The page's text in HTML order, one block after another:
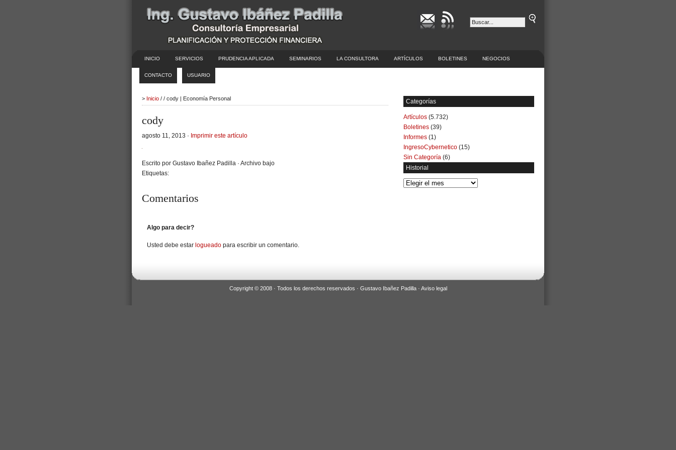
INICIO SERVICIOS PRUDENCIA APLICADA SEMINARIOS LA CONSULTORA ARTÍCULOS BOLETINES NEGOCIOS
CONTACTO USUARIO
> Inicio / / cody | Economía Personal
cody
agosto 11, 2013 · Imprimir este artículo
Escrito por Gustavo Ibañez Padilla · Archivo bajo
Etiquetas:
Comentarios
Algo para decir?
Usted debe estar logueado para escribir un comentario.
Categorías
Artículos (5.732)
Boletines (39)
Informes (1)
IngresoCybernetico (15)
Sin Categoría (6)
Historial
Historial
Copyright © 2008 · Todos los derechos reservados · Gustavo Ibañez Padilla · Aviso legal